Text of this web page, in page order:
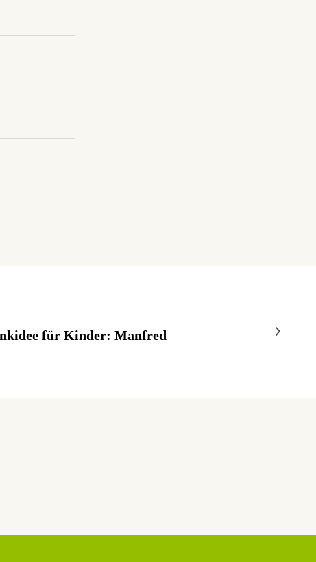
für Kinder: Manfred